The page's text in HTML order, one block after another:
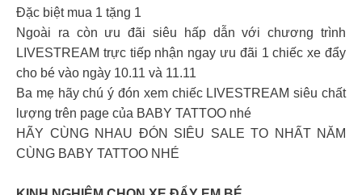
Đặc biệt mua 1 tặng 1
Ngoài ra còn ưu đãi siêu hấp dẫn với chương trình
LIVESTREAM trực tiếp nhận ngay ưu đãi 1 chiếc xe đẩy
cho bé vào ngày 10.11 và 11.11
Ba mẹ hãy chú ý đón xem chiếc LIVESTREAM siêu chất
lượng trên page của BABY TATTOO nhé
HÃY CÙNG NHAU ĐÓN SIÊU SALE TO NHẤT NĂM
CÙNG BABY TATTOO NHÉ